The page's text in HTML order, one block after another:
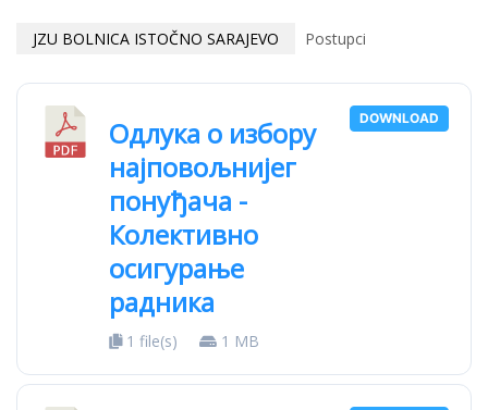
JZU BOLNICA ISTOČNO SARAJEVO Postupci
Одлука о избору
најповољнијег
понуђача -
Колективно
осигурање
радника
1 file(s) 1 MB
DOWNLOAD